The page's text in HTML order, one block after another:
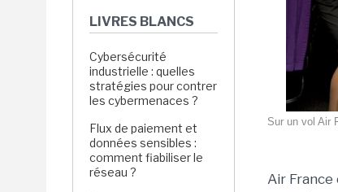
LIVRES BLANCS
Cybersécurité
industrielle : quelles
stratégies pour contrer
les cybermenaces ?
Flux de paiement et
données sensibles :
comment fiabiliser le
réseau ?
Sur un vol Air
Air